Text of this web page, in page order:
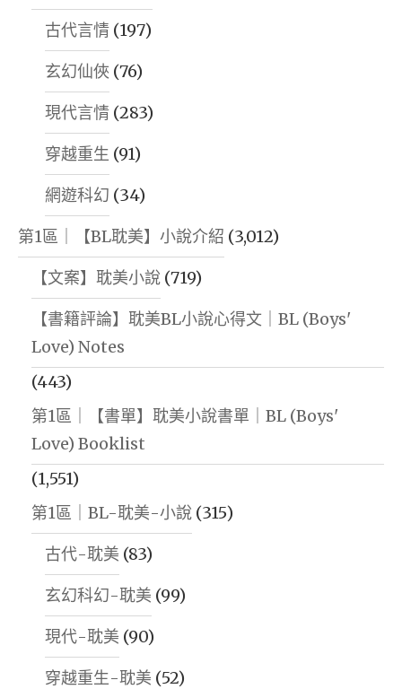
古代言情 (197)
玄幻仙俠 (76)
現代言情 (283)
穿越重生 (91)
網遊科幻 (34)
第1區｜【BL耽美】小說介紹 (3,012)
【文案】耽美小說 (719)
【書籍評論】耽美BL小說心得文｜BL (Boys'
Love) Notes
(443)
第1區｜【書單】耽美小說書單｜BL (Boys'
Love) Booklist
(1,551)
第1區｜BL-耽美-小說 (315)
古代-耽美 (83)
玄幻科幻-耽美 (99)
現代-耽美 (90)
穿越重生-耽美 (52)